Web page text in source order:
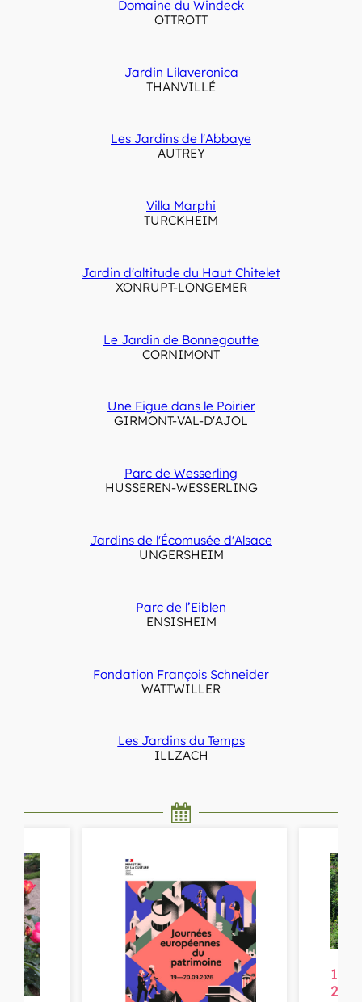
Domaine du Windeck
OTTROTT
Jardin Lilaveronica
THANVILLÉ
Les Jardins de l'Abbaye
AUTREY
Villa Marphi
TURCKHEIM
Jardin d'altitude du Haut Chitelet
XONRUPT-LONGEMER
Le Jardin de Bonnegoutte
CORNIMONT
Une Figue dans le Poirier
GIRMONT-VAL-D'AJOL
Parc de Wesserling
HUSSEREN-WESSERLING
Jardins de l'Écomusée d'Alsace
UNGERSHEIM
Parc de l’Eiblen
ENSISHEIM
Fondation François Schneider
WATTWILLER
Les Jardins du Temps
ILLZACH
19